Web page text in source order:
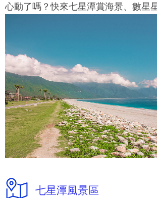
心動了嗎？快來七星潭賞海景、數星
七星潭風景區